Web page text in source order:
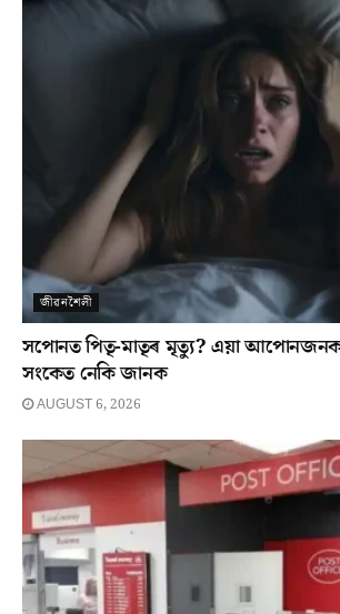
জীৱনশৈলী
সপোনত পিতৃ-মাতৃৰ মৃত্যু? এয়া
সংকেত নেকি জানক
AUGUST 6, 2026